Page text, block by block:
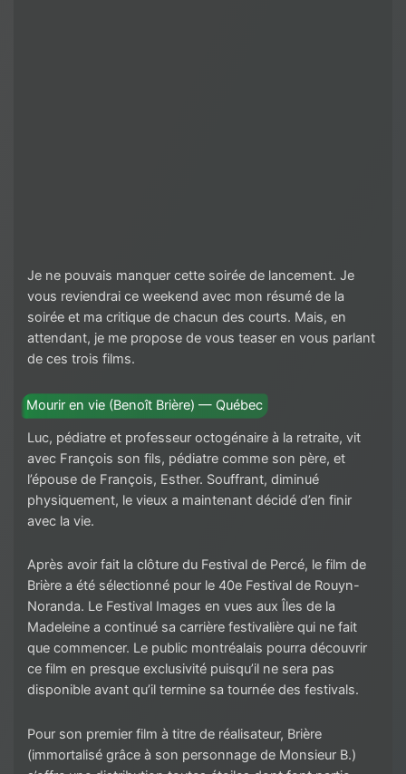
Je ne pouvais manquer cette soirée de lancement. Je
vous reviendrai ce weekend avec mon résumé de la
soirée et ma critique de chacun des courts. Mais, en
attendant, je me propose de vous teaser en vous parlant
de ces trois films.
Mourir en vie (Benoît Brière) — Québec
Luc, pédiatre et professeur octogénaire à la retraite, vit
avec François son fils, pédiatre comme son père, et
l’épouse de François, Esther. Souffrant, diminué
physiquement, le vieux a maintenant décidé d’en finir
avec la vie.
Après avoir fait la clôture du Festival de Percé, le film de
Brière a été sélectionné pour le 40e Festival de Rouyn-
Noranda. Le Festival Images en vues aux Îles de la
Madeleine a continué sa carrière festivalière qui ne fait
que commencer. Le public montréalais pourra découvrir
ce film en presque exclusivité puisqu’il ne sera pas
disponible avant qu’il termine sa tournée des festivals.
Pour son premier film à titre de réalisateur, Brière
(immortalisé grâce à son personnage de Monsieur B.)